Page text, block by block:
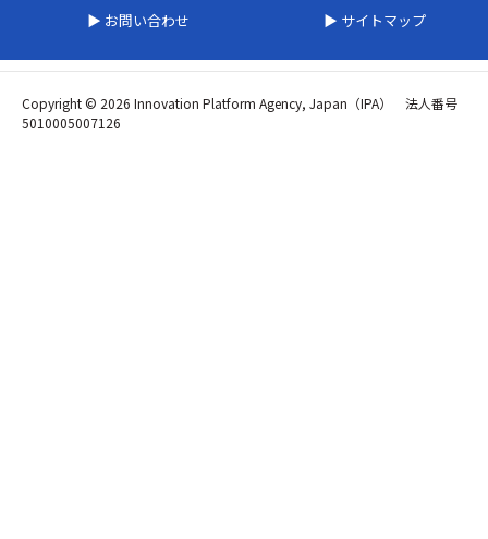
▶ お問い合わせ
▶ サイトマップ
Copyright © 2026 Innovation Platform Agency, Japan（IPA） 法人番号
5010005007126